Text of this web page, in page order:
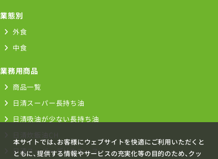
業態別
外食
中食
業務用商品
商品一覧
日清スーパー長持ち油
日清吸油が少ない長持ち油
日清スーパーデリカエース
本サイトでは、お客様にウェブサイトを快適にご利用いただくと
ともに、提供する情報やサービスの充実化等の目的のため、クッ